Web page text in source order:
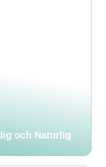
och Naturlig